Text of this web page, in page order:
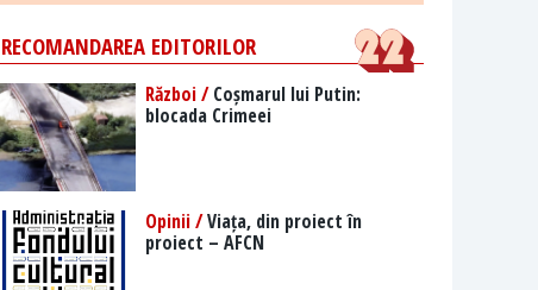
RECOMANDAREA EDITORILOR
Război /Coșmarul lui Putin:
blocada Crimeei
Opinii /Viața, din proiect în
proiect – AFCN